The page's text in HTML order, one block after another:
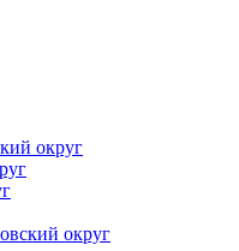
округ
округ